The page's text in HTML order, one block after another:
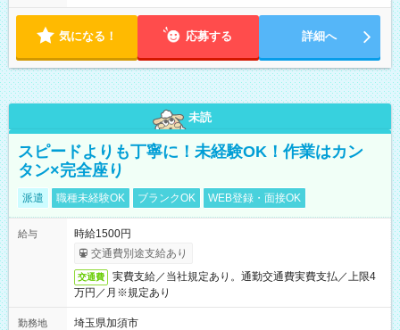
気になる！ 応募する 詳細へ
未読
スピードよりも丁寧に！未経験OK！作業はカン
タン×完全座り
派遣 職種未経験OK ブランクOK WEB登録・面接OK
給与
時給1500円
交通費別途支給あり
交通費
実費支給／当社規定あり。通勤交通費実費支払／上限4
万円／月※規定あり
勤務地
埼玉県加須市